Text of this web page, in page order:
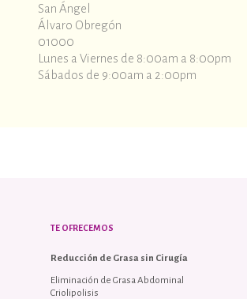
San Ángel
Álvaro Obregón
01000
Lunes a Viernes de 8:00am a 8:00pm
Sábados de 9:00am a 2:00pm
TE OFRECEMOS
Reducción de Grasa sin Cirugía
Eliminación de Grasa Abdominal
Criolipolisis